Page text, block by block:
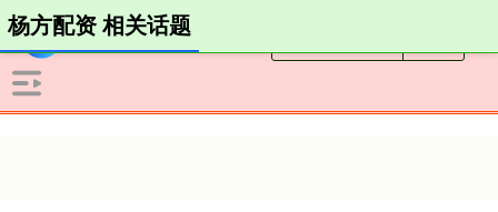
杨方配资 相关话题